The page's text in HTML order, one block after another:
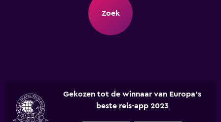
Zoek
Gekozen tot de winnaar van Europa's
beste reis-app 2023